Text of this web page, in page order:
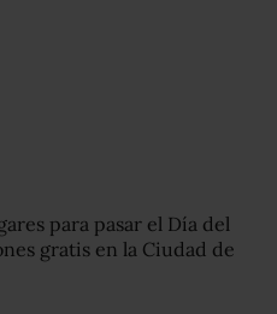
para pasar el Día del
gratis en la Ciudad de